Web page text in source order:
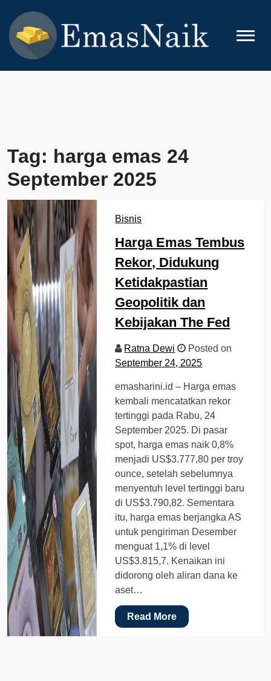
content
EMASNAIK
Topik Seputar Emas
Tag: harga emas 24
September 2025
Bisnis
Harga Emas Tembus
Rekor, Didukung
Ketidakpastian
Geopolitik dan
Kebijakan The Fed
Ratna Dewi
Posted on
September 24, 2025
emasharini.id – Harga emas
kembali mencatatkan rekor
tertinggi pada Rabu, 24
September 2025. Di pasar
spot, harga emas naik 0,8%
menjadi US$3.777,80 per troy
ounce, setelah sebelumnya
menyentuh level tertinggi baru
di US$3.790,82. Sementara
itu, harga emas berjangka AS
untuk pengiriman Desember
menguat 1,1% di level
US$3.815,7. Kenaikan ini
didorong oleh aliran dana ke
aset…
Read More